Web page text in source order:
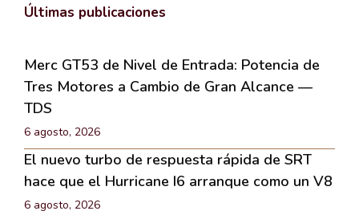
Últimas publicaciones
Merc GT53 de Nivel de Entrada: Potencia de
Tres Motores a Cambio de Gran Alcance —
TDS
6 agosto, 2026
El nuevo turbo de respuesta rápida de SRT
hace que el Hurricane I6 arranque como un V8
6 agosto, 2026